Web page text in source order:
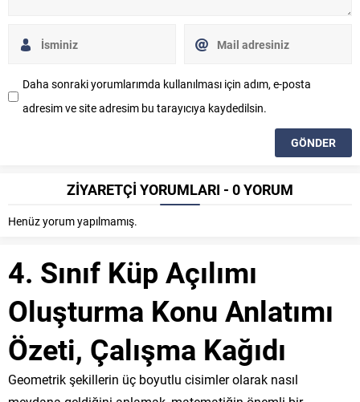
Daha sonraki yorumlarımda kullanılması için adım, e-posta
adresim ve site adresim bu tarayıcıya kaydedilsin.
ZİYARETÇİ YORUMLARI - 0 YORUM
Henüz yorum yapılmamış.
4. Sınıf Küp Açılımı
Oluşturma Konu Anlatımı
Özeti, Çalışma Kağıdı
Geometrik şekillerin üç boyutlu cisimler olarak nasıl